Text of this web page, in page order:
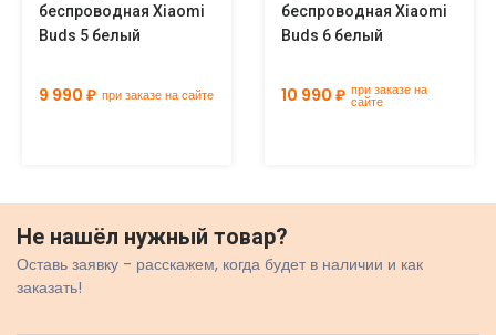
беспроводная Xiaomi
Buds 5 белый
9 990 ₽ при заказе на сайте
беспроводная Xiaomi
Buds 6 белый
10 990 ₽ при заказе на
сайте
Не нашёл нужный товар?
Оставь заявку - расскажем, когда будет в наличии и как
заказать!